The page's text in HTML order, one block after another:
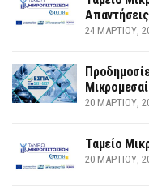
Απαντήσεις
24 ΜΑΡΤΊΟΥ,
20 ΜΑΡΤΊΟΥ,
Ταμείο
20 ΜΑΡΤΊΟΥ,